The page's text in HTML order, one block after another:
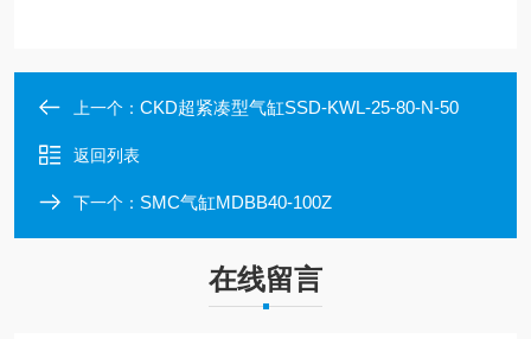
上一个： CKD超紧凑型气缸SSD-KWL-25-80-N-50
返回列表
下一个： SMC气缸MDBB40-100Z
在线留言